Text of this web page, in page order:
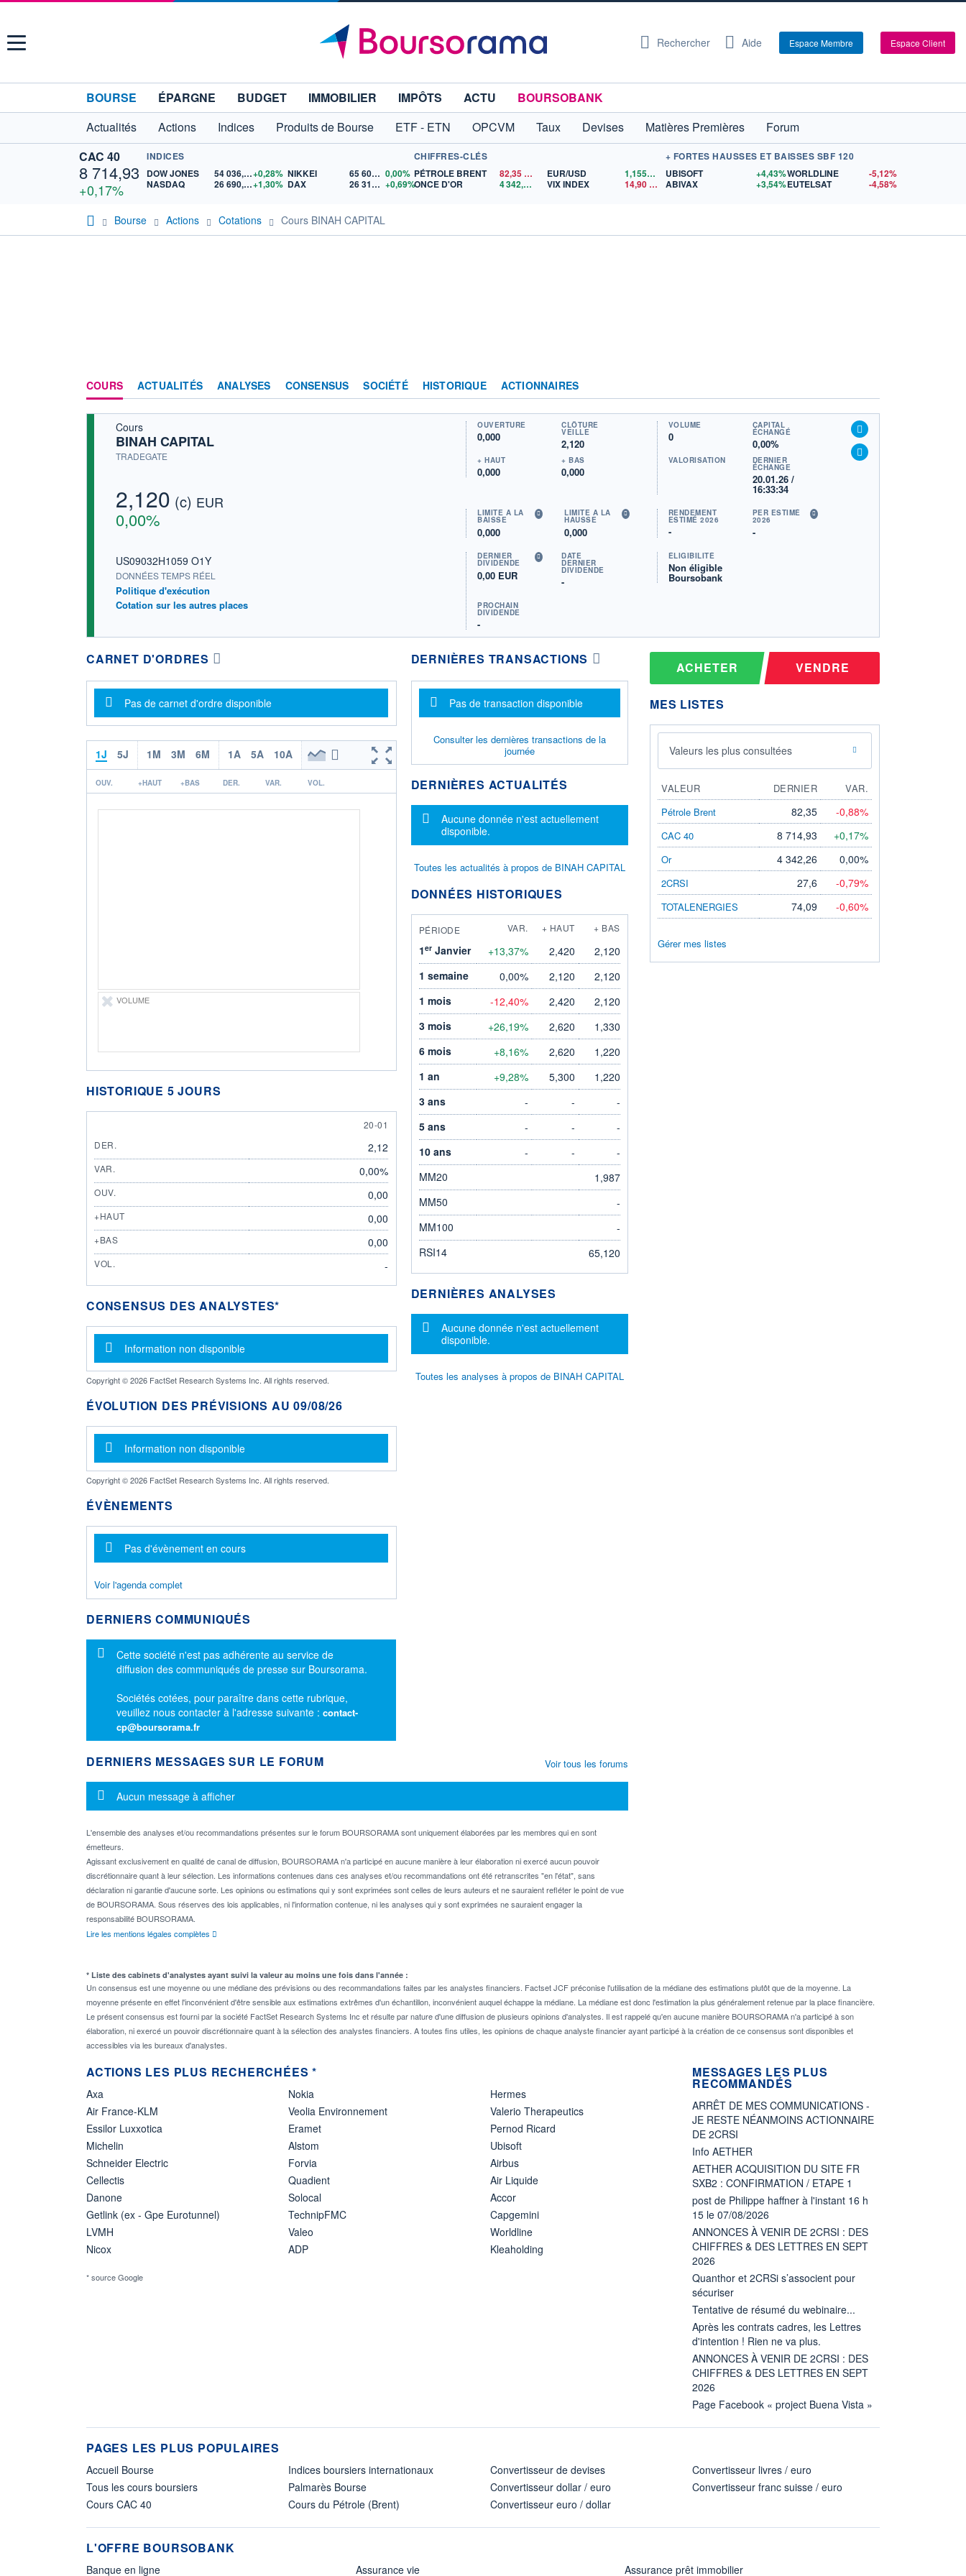
Menu Rechercher Aide Espace Membre Espace Client
BOURSE ÉPARGNE BUDGET IMMOBILIER IMPÔTS ACTU
BOURSOBANK
Actualités
Actions Indices Produits de Bourse ETF - ETN OPCVM Taux Devises Matières Premières
Forum
CAC 40
8 714,93
+0,17%
INDICES
DOW JONES
54 036,93+0,28%
NASDAQ
26 690,62+1,30%
NIKKEI 65 606,71 0,00%
DAX
26 319,45 +0,69%
CHIFFRES-CLÉS
PÉTROLE BRENT
82,35$US
ONCE D'OR
4 342,26 $US
EUR/USD 1,1559$US
VIX INDEX
14,90
+ FORTES HAUSSES ET BAISSES SBF 120
UBISOFT
+4,43%
ABIVAX
+3,54%
WORLDLINE
-5,12%
EUTELSAT
-4,58%
Bourse Actions Cotations Cours BINAH CAPITAL
COURS ACTUALITÉS ANALYSES CONSENSUS SOCIÉTÉ HISTORIQUE ACTIONNAIRES
Cours
BINAH CAPITAL
TRADEGATE
2,120 (c) EUR
0,00%
US09032H1059 O1Y
DONNÉES TEMPS RÉEL
Politique d'exécution
Cotation sur les autres places
OUVERTURE
0,000
CLÔTURE
VEILLE
2,120
+ HAUT
0,000
+ BAS
0,000
VOLUME
0
CAPITAL
ÉCHANGÉ
0,00%
VALORISATION DERNIER
ÉCHANGE
20.01.26 /
16:33:34
LIMITE À LA
BAISSE
0,000
LIMITE À LA
HAUSSE
0,000
RENDEMENT
ESTIMÉ 2026
-
PER ESTIMÉ
2026
-
DERNIER
DIVIDENDE
0,00 EUR
DATE
DERNIER
DIVIDENDE
-
PROCHAIN
DIVIDENDE
-
ÉLIGIBILITÉ
Non éligible
Boursobank
CARNET D'ORDRES
Message d'information
Pas de carnet d'ordre disponible
1J 5J 1M 3M 6M 1A 5A 10A
OUV. +HAUT +BAS DER. VAR. VOL.
VOLUME
HISTORIQUE 5 JOURS
20 JANUARY
20-01
DER.
2,12
VAR. 0,00%
OUV. 0,00
+HAUT 0,00
+BAS 0,00
VOL. -
CONSENSUS DES ANALYSTES*
Message d'information
Information non disponible
Copyright © 2026 FactSet Research Systems Inc. All rights reserved.
ÉVOLUTION DES PRÉVISIONS AU 09/08/26
Message d'information
Information non disponible
Copyright © 2026 FactSet Research Systems Inc. All rights reserved.
ÉVÈNEMENTS
Message d'information
Pas d'évènement en cours
Voir l'agenda complet
DERNIERS COMMUNIQUÉS
Message d'information
Cette société n'est pas adhérente au service de
diffusion des communiqués de presse sur Boursorama.
Sociétés cotées, pour paraître dans cette rubrique,
veuillez nous contacter à l'adresse suivante : contact-
cp@boursorama.fr
DERNIÈRES TRANSACTIONS
Message d'information
Pas de transaction disponible
Consulter les dernières transactions de la
journée
DERNIÈRES ACTUALITÉS
Message d'information
Aucune donnée n'est actuellement
disponible.
Toutes les actualités à propos de BINAH CAPITAL
DONNÉES HISTORIQUES
PÉRIODE VAR. + HAUT + BAS
1erJanvier +13,37% 2,420
2,120
1 semaine
0,00% 2,120
2,120
1 mois
-12,40% 2,420
2,120
3 mois
+26,19% 2,620
1,330
6 mois
+8,16% 2,620
1,220
1 an
+9,28% 5,300
1,220
3 ans
- -
-
5 ans
- -
-
10 ans
- -
-
MM20
1,987
MM50
-
MM100
-
RSI14
65,120
DERNIÈRES ANALYSES
Message d'information
Aucune donnée n'est actuellement
disponible.
Toutes les analyses à propos de BINAH CAPITAL
DERNIERS MESSAGES SUR LE FORUM
Message d'information
Aucun message à afficher
L'ensemble des analyses et/ou recommandations présentes sur le forum BOURSORAMA sont uniquement élaborées par les membres qui en sont
émetteurs.
Agissant exclusivement en qualité de canal de diffusion, BOURSORAMA n'a participé en aucune manière à leur élaboration ni exercé aucun pouvoir
discrétionnaire quant à leur sélection. Les informations contenues dans ces analyses et/ou recommandations ont été retranscrites "en l'état", sans
déclaration ni garantie d'aucune sorte. Les opinions ou estimations qui y sont exprimées sont celles de leurs auteurs et ne sauraient refléter le point de vue
de BOURSORAMA. Sous réserves des lois applicables, ni l'information contenue, ni les analyses qui y sont exprimées ne sauraient engager la
responsabilité BOURSORAMA.
Lire les mentions légales complètes
Voir tous les forums
ACHETER VENDRE
MES LISTES
Valeurs les plus consultées
VALEUR DERNIER
VAR.
Pétrole Brent
82,35 -0,88%
CAC 40 8 714,93 +0,17%
Or 4 342,26 0,00%
2CRSI 27,6 -0,79%
TOTALENERGIES 74,09 -0,60%
Gérer mes listes
* Liste des cabinets d'analystes ayant suivi la valeur au moins une fois dans l'année :
Un consensus est une moyenne ou une médiane des prévisions ou des recommandations faites par les analystes financiers. Factset JCF préconise l'utilisation de la médiane des estimations plutôt que de la moyenne. La
moyenne présente en effet l'inconvénient d'être sensible aux estimations extrêmes d'un échantillon, inconvénient auquel échappe la médiane. La médiane est donc l'estimation la plus généralement retenue par la place financière.
Le présent consensus est fourni par la société FactSet Research Systems Inc et résulte par nature d'une diffusion de plusieurs opinions d'analystes. Il est rappelé qu'en aucune manière BOURSORAMA n'a participé à son
élaboration, ni exercé un pouvoir discrétionnaire quant à la sélection des analystes financiers. A toutes fins utiles, les opinions de chaque analyste financier ayant participé à la création de ce consensus sont disponibles et
accessibles via les bureaux d'analystes.
ACTIONS LES PLUS RECHERCHÉES *
Axa
Air France-KLM
Essilor Luxxotica
Michelin
Schneider Electric
Cellectis
Danone
Getlink (ex - Gpe Eurotunnel)
LVMH
Nicox
Nokia
Veolia Environnement
Eramet
Alstom
Forvia
Quadient
Solocal
TechnipFMC
Valeo
ADP
Hermes
Valerio Therapeutics
Pernod Ricard
Ubisoft
Airbus
Air Liquide
Accor
Capgemini
Worldline
Kleaholding
* source Google
MESSAGES LES PLUS
RECOMMANDÉS
ARRÊT DE MES COMMUNICATIONS -
JE RESTE NÉANMOINS ACTIONNAIRE
DE 2CRSI
Info AETHER
AETHER ACQUISITION DU SITE FR
SXB2 : CONFIRMATION / ETAPE 1
post de Philippe haffner à l'instant 16 h
15 le 07/08/2026
ANNONCES À VENIR DE 2CRSI : DES
CHIFFRES & DES LETTRES EN SEPT
2026
Quanthor et 2CRSi s’associent pour
sécuriser
Tentative de résumé du webinaire...
Après les contrats cadres, les Lettres
d'intention ! Rien ne va plus.
ANNONCES À VENIR DE 2CRSI : DES
CHIFFRES & DES LETTRES EN SEPT
2026
Page Facebook « project Buena Vista »
PAGES LES PLUS POPULAIRES
Accueil Bourse
Tous les cours boursiers
Cours CAC 40
Indices boursiers internationaux
Palmarès Bourse
Cours du Pétrole (Brent)
Convertisseur de devises
Convertisseur dollar / euro
Convertisseur euro / dollar
Convertisseur livres / euro
Convertisseur franc suisse / euro
L'OFFRE BOURSOBANK
Banque en ligne Assurance vie Assurance prêt immobilier